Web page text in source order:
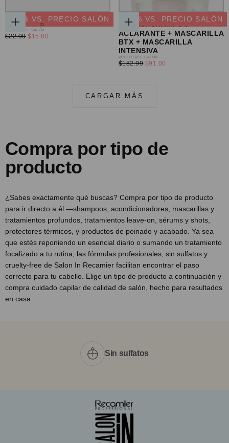
AGREGAR
AL
GEL FINISHING MEGA HOLD
31 % VS. PRECIO SALÓN
(2)
PRECIO
REGULAR
PRECIO REF. SALÓN
$22.99 PRECIO
$15.80
AGREGAR
AL
CARRITO
BRAZILISS SET DE 3
PIEZAS: SHAMPOO
ACLARANTE + MASCARILLA
BTX + MASCARILLA
INTENSIVA
50 % VS. PRECIO SALÓN
PRECIO
REGULAR
PRECIO REF. SALÓN
$182.99 PRECIO
$91.00
CARGAR MÁS
Compra por tipo de
producto
¿Sabes exactamente qué buscas? Compra por tipo de producto
para ir directo a él —shampoos, acondicionadores, mascarillas y
tratamientos profundos, tratamientos leave-on, sérums y shots,
protectores térmicos, y productos de peinado y acabado. Ya sea
que estés reponiendo un esencial diario o sumando un tratamiento
focalizado a tu rutina, las fórmulas profesionales, sin sulfatos y
cruelty-free de Salon In Recamier facilitan encontrar el paso
correcto para tu cabello. Elige un tipo de producto a continuación y
compra cuidado capilar de calidad de salón, hecho para resultados
en casa.
Sin sulfatos